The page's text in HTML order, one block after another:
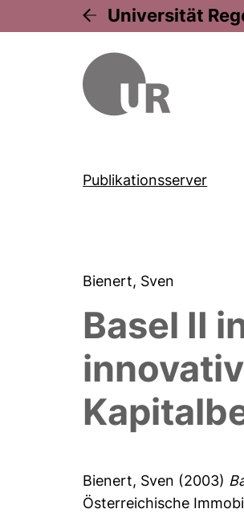
Universität
Publikationsserver
Bienert, Sven
Basel II
Bienert, Sven (2003)
Österreichische